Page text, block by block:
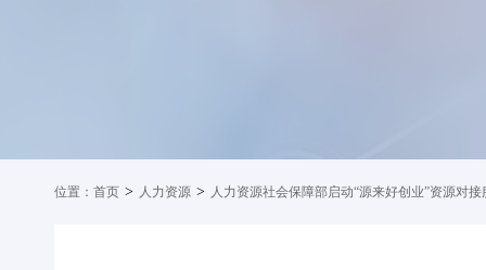
位置： 首页 > 人力资源 > 人力资源社会保障部启动“源来好创业”资源对